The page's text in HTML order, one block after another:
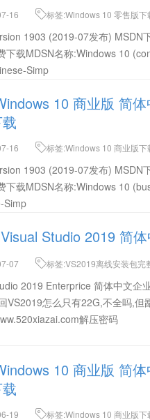
16
标签:Windows 10 零售版
布) 32位官方下载
1903 (2019-07发布) MSDN
下载MDSN名称:Windows 10
Simp
10 商业版 简
16
标签:Windows 10 商业版
布) 32位官方下载
1903 (2019-07发布) MSDN
下载MDSN名称:Windows 10
Simp
Visual Studio 2019 简
07
标签:VS2019离线安装包
KEY,VS2019离线包
2019 Enterprice 简体中文企
VS2019怎么只有22G,不全吗,
解压密码
10 商业版 简
19
标签:Windows 10 商业版